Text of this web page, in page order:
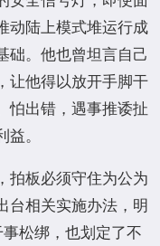
动陆上模式堆运行成
础。他也曾坦言自己
让他得以放开手脚干
怕出错，遇事推诿扯
。
拍板必须守住为公为
台相关实施办法，明
松绑，也划定了不